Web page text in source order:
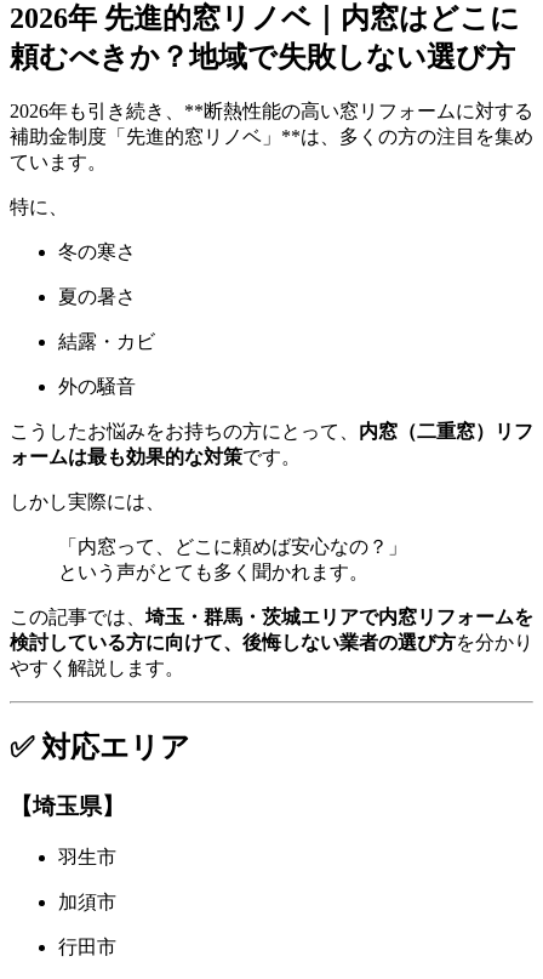
2026年 先進的窓リノベ｜内窓はどこに
頼むべきか？地域で失敗しない選び方
2026年も引き続き、**断熱性能の高い窓リフォームに対する
補助金制度「先進的窓リノベ」**は、多くの方の注目を集め
ています。
特に、
冬の寒さ
夏の暑さ
結露・カビ
外の騒音
こうしたお悩みをお持ちの方にとって、 内窓（二重窓）リフ
ォームは最も効果的な対策です。
しかし実際には、
「内窓って、どこに頼めば安心なの？」
という声がとても多く聞かれます。
この記事では、 埼玉・群馬・茨城エリアで内窓リフォームを
検討している方に向けて、後悔しない業者の選び方を分かり
やすく解説します。
✅ 対応エリア
【埼玉県】
羽生市
加須市
行田市